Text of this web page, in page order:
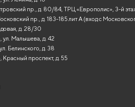
пр., д. 80/84, ТРЦ «Европолис», 3-й
пр., д. 183-185 лит А (вход с
д. 28/30
ул. Малышева, д. 42
Белинского, д. 38
проспект, д. 55